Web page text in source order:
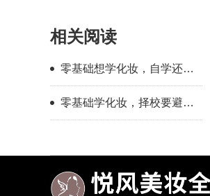
相关阅读
零基础想学化妆，自学还是
找学校？过来人分享择校心
得
零基础学化妆，择校要避开
哪些误区？